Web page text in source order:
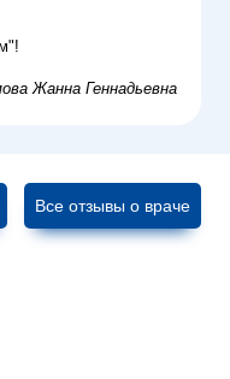
Жанна Геннадьевна
Все отзывы о враче